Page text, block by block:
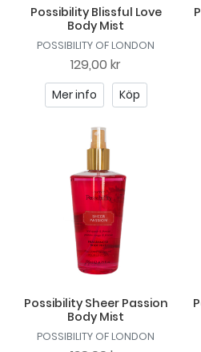
Possibility Blissful Love
Body Mist
POSSIBILITY OF LONDON
129,00 kr
Mer info Köp
Possibility Sheer Passion
Body Mist
POSSIBILITY OF LONDON